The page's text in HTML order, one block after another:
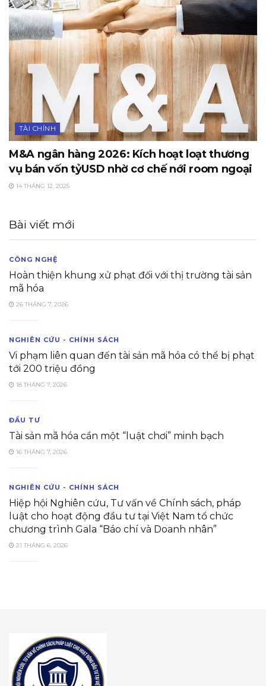
TÀI CHÍNH
M&A ngân hàng 2026: Kích hoạt loạt thương
vụ bán vốn tỷUSD nhờ cơ chế nới room ngoại
14 THÁNG 12, 2025
Bài viết mới
CÔNG NGHỆ
Hoàn thiện khung xử phạt đối với thị trường tài sản
mã hóa
26 THÁNG 7, 2026
NGHIÊN CỨU - CHÍNH SÁCH
Vi phạm liên quan đến tài sản mã hóa có thể bị phạt
tới 200 triệu đồng
18 THÁNG 7, 2026
ĐẦU TƯ
Tài sản mã hóa cần một “luật chơi” minh bạch
16 THÁNG 7, 2026
NGHIÊN CỨU - CHÍNH SÁCH
Hiệp hội Nghiên cứu, Tư vấn về Chính sách, pháp
luật cho hoạt động đầu tư tại Việt Nam tổ chức
chương trình Gala “Báo chí và Doanh nhân”
21 THÁNG 6, 2026